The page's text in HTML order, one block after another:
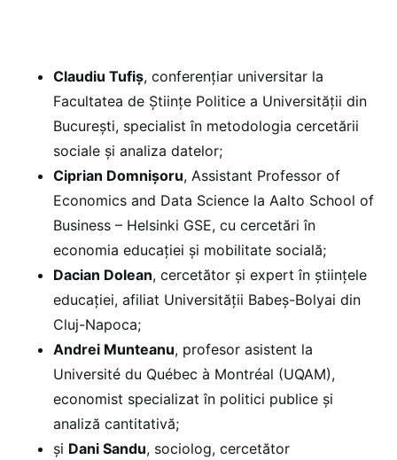
Claudiu Tufiș, conferențiar universitar la
Facultatea de Științe Politice a Universității din
București, specialist în metodologia cercetării
sociale și analiza datelor;
Ciprian Domnișoru, Assistant Professor of
Economics and Data Science la Aalto School of
Business – Helsinki GSE, cu cercetări în
economia educației și mobilitate socială;
Dacian Dolean, cercetător și expert în științele
educației, afiliat Universității Babeș-Bolyai din
Cluj-Napoca;
Andrei Munteanu, profesor asistent la
Université du Québec à Montréal (UQAM),
economist specializat în politici publice și
analiză cantitativă;
și Dani Sandu, sociolog, cercetător